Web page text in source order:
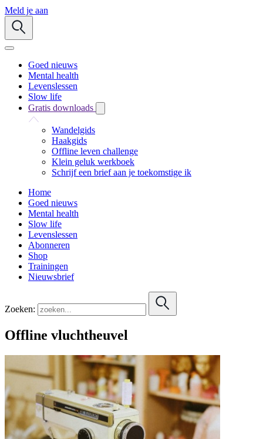
Meld je aan
Goed nieuws
Mental health
Levenslessen
Slow life
Gratis downloads
Wandelgids
Haakgids
Offline leven challenge
Klein geluk werkboek
Schrijf een brief aan je toekomstige ik
Home
Goed nieuws
Mental health
Slow life
Levenslessen
Abonneren
Shop
Trainingen
Nieuwsbrief
Zoeken:
Offline vluchtheuvel